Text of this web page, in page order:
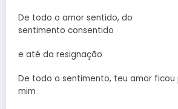
De todo o amor sentido, do
sentimento consentido
e até da resignação
De todo o sentimento, teu amor ficou
mim